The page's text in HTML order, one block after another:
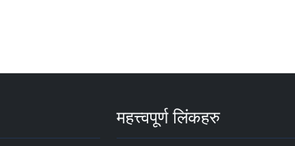
महत्त्वपूर्ण लिंकहरु